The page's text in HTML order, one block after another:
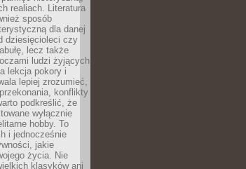
realiach. Literatura
sposób
dla danej
dziesięcioleci czy
lecz także
ludzi żyjących
lekcja pokory i
lepiej zrozumieć,
konflikty
podkreślić, że
wyłącznie
hobby. To
i jednocześnie
jakie
życia. Nie
klasyków ani